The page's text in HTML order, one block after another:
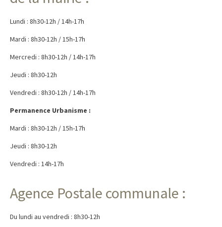
Lundi : 8h30-12h / 14h-17h
Mardi : 8h30-12h / 15h-17h
Mercredi : 8h30-12h / 14h-17h
Jeudi : 8h30-12h
Vendredi : 8h30-12h / 14h-17h
Permanence Urbanisme :
Mardi : 8h30-12h / 15h-17h
Jeudi : 8h30-12h
Vendredi : 14h-17h
Agence Postale communale :
Du lundi au vendredi : 8h30-12h